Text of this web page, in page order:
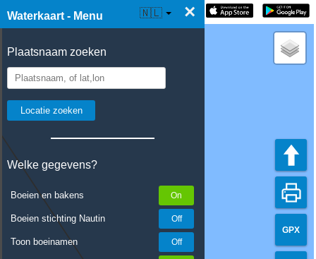
Waterkaart - Menu ×
Plaatsnaam zoeken
Welke gegevens?
Boeien en bakens
Boeien stichting Nautin
Toon boeinamen
☰ Waterkaart Live 🇳🇱
GPX